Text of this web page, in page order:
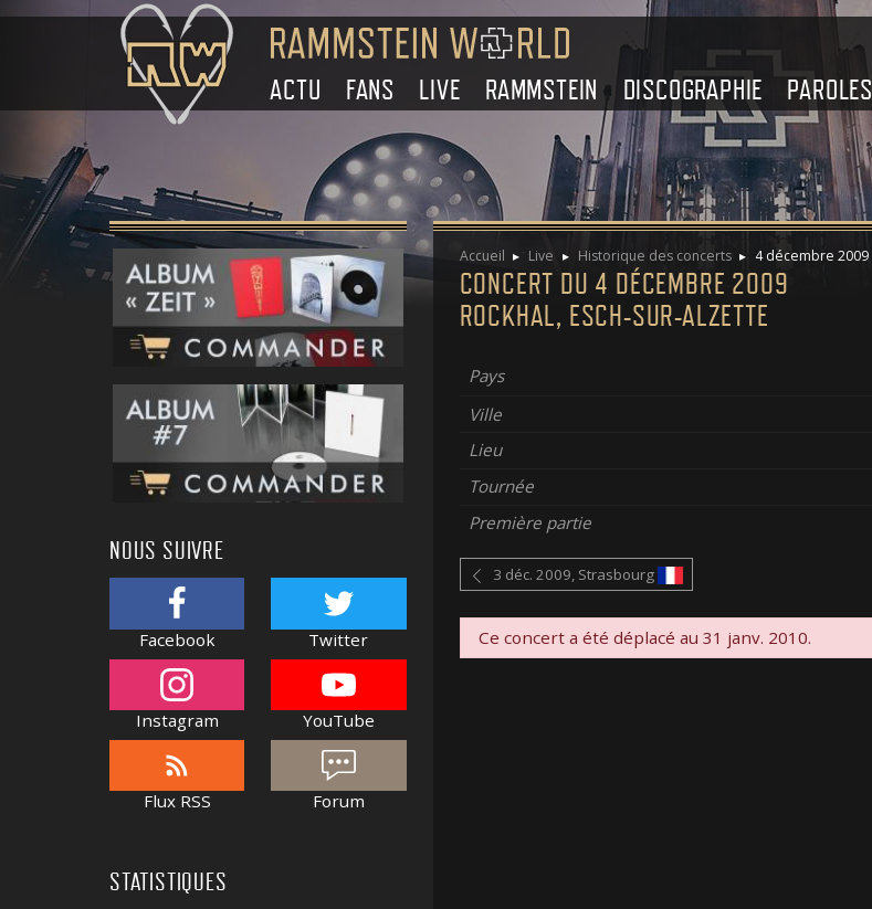
ACTU FANS LIVE RAMMSTEIN DISCOGRAPHIE PAROLES
Accueil Live Historique des concerts 4 décembre 2009
CONCERT DU 4 DÉCEMBRE 2009
ROCKHAL, ESCH-SUR-ALZETTE
Pays
Ville
Lieu
Tournée
Première partie
3 déc. 2009, Strasbourg
Ce concert a été déplacé au 31 janv. 2010.
NOUS SUIVRE
Facebook Twitter
Instagram YouTube
Flux RSS Forum
STATISTIQUES